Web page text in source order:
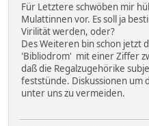
Für Letztere schwöben mir
Mulattinnen vor. Es soll ja
Virilität werden, oder?
Des Weiteren bin schon jetzt
'Bibliodrom' mit einer Ziffer
daß die Regalzugehörike
feststünde. Diskussionen um
unter uns zu vermeiden.